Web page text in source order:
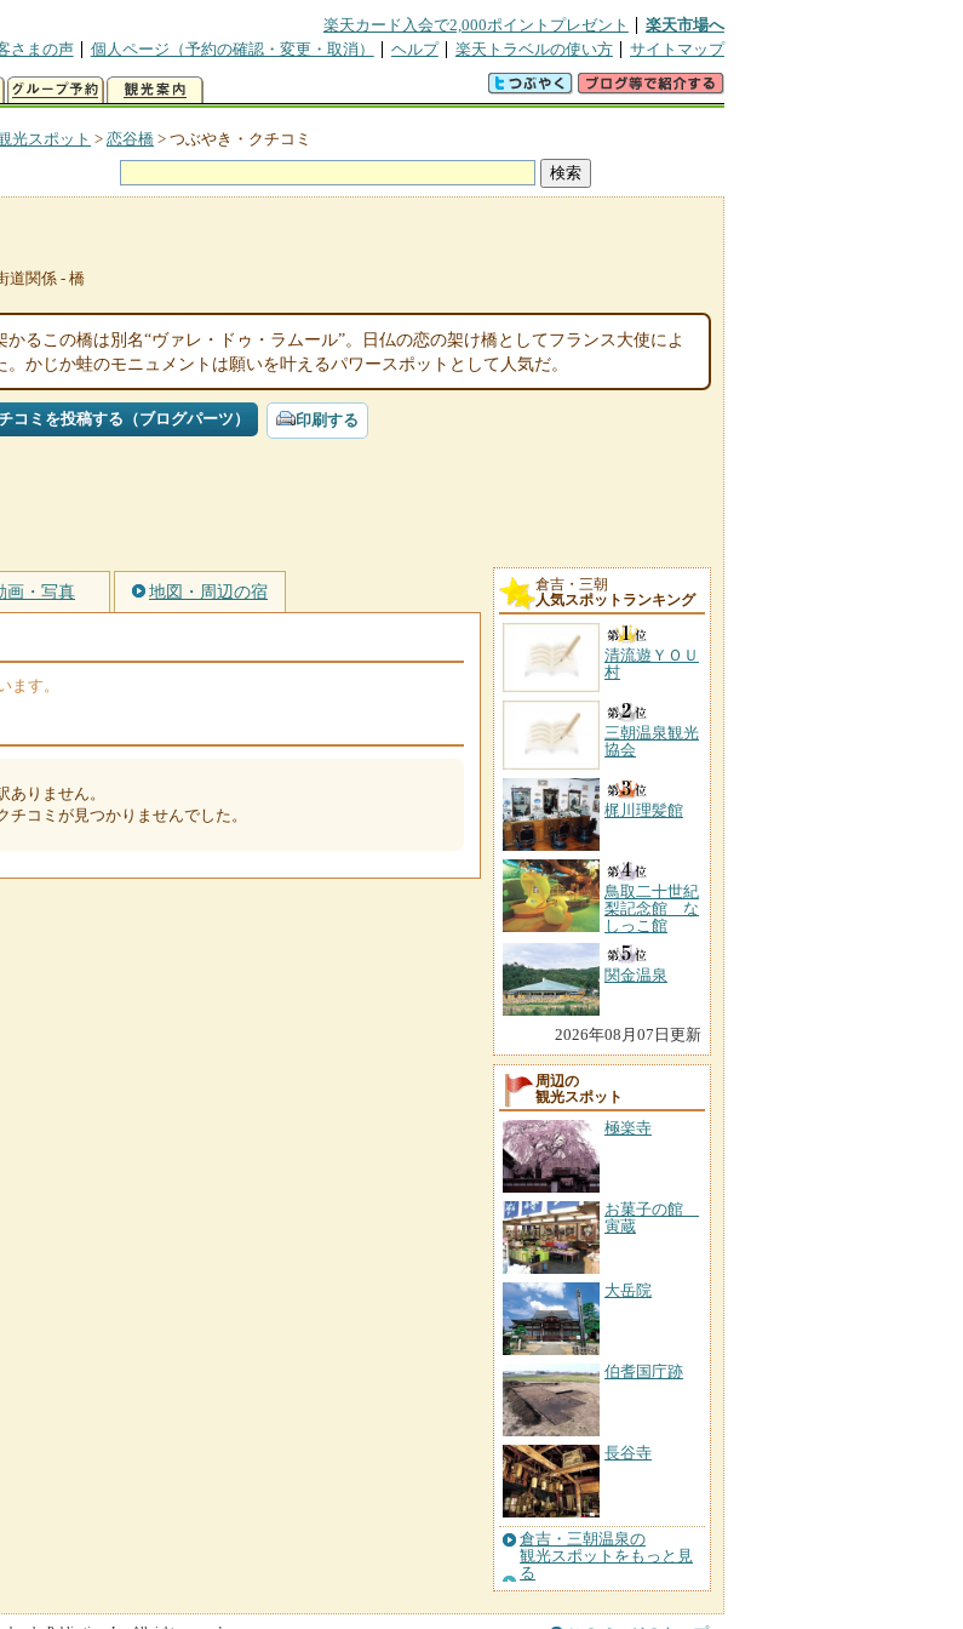
楽天カード入会で2,000ポイントプレゼント
楽天市場へ
さまの声
個人ページ（予約の確認・変更・取消） ヘルプ 楽天トラベルの使い方 サイトマップ
光スポット > 恋谷橋 > つぶやき・クチコミ
道関係 - 橋
かるこの橋は別名“ヴァレ・ドゥ・ラムール”。日仏の恋の架け橋としてフランス大使によ
。かじか蛙のモニュメントは願いを叶えるパワースポットとして人気だ。
コミを投稿する（ブログパーツ） 印刷する
画・写真 地図・周辺の宿
ます。
ありません。
チコミが見つかりませんでした。
倉吉・三朝
人気スポットランキング
清流遊ＹＯＵ
村
三朝温泉観光
協会
梶川理髪館
鳥取二十世紀
梨記念館 な
しっこ館
関金温泉
2026年08月07日更新
周辺の
観光スポット
極楽寺
お菓子の館
寅蔵
大岳院
伯耆国庁跡
長谷寺
倉吉・三朝温泉の
観光スポットをもっと見
る